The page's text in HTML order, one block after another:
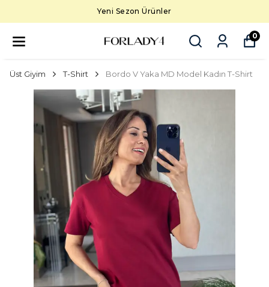
Yeni Sezon Ürünler
0
Üst Giyim T-Shirt Bordo V Yaka MD Model Kadın T-Shirt